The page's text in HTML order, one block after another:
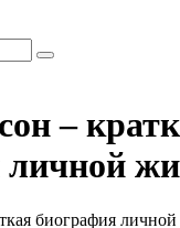
–
личной